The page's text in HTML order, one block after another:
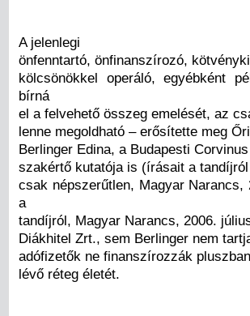
A jelenlegi
önfenntartó, önfinanszírozó,
kölcsönökkel operáló, egyébként
bírná
el a felvehető összeg emelését, az
lenne megoldható – erősítette meg
Berlinger Edina, a Budapesti
szakértő kutatója is (írásait a
csak népszerűtlen, Magyar
a
tandíjról, Magyar Narancs, 2006.
Diákhitel Zrt., sem Berlinger nem
adófizetők ne finanszírozzák
lévő réteg életét.